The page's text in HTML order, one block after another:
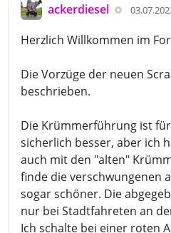
ackerdiesel
Herzlich Willkommen im
Die Vorzüge der neuen
beschrieben.
Die Krümmerführung ist
sicherlich besser, aber ich
auch mit den "alten"
finde die verschwungenen
sogar schöner. Die
nur bei Stadtfahreten an
Ich schalte bei einer roten